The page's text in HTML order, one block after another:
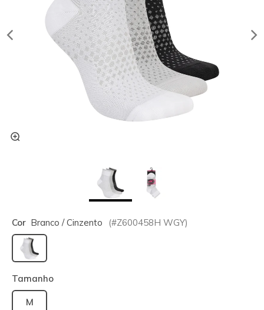
Cor Branco / Cinzento (#Z600458H WGY)
selecionado
Tamanho
M